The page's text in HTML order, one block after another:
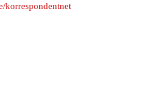
korrespondentnet